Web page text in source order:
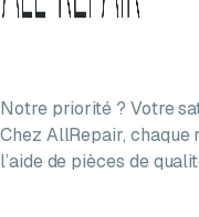
Notre priorité ? Votre
Chez AllRepair, chaque
l’aide de pièces de